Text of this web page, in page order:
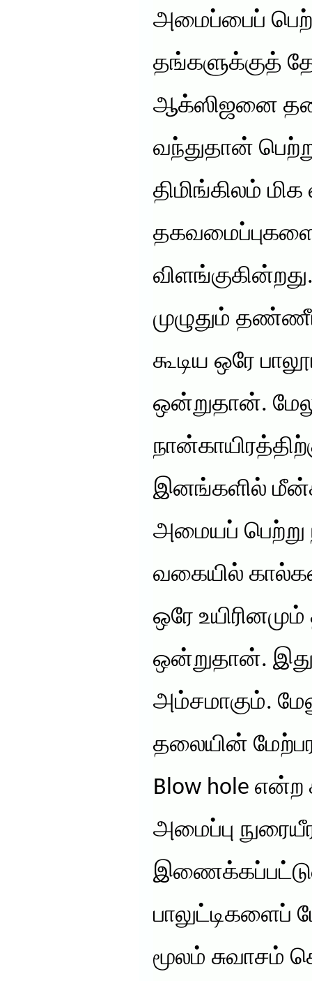
அமைப்பைப்
தங்களுக்குத்
ஆக்ஸிஜனை
வந்துதான்
திமிங்கிலம்
முழுதும்
கூடிய ஒரே
ஒன்றுதான்.
இனங்களில்
அமையப் பெற்று
வகையில்
ஒரே உயிரினமும்
ஒன்றுதான்.
அம்சமாகும்.
தலையின்
Blow hole என்ற
அமைப்பு
மூலம் சுவாசம்